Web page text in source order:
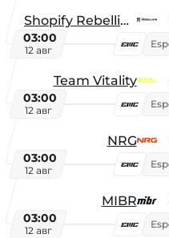
Shopify Rebellion
03:00
12 авг
Team Vitality
03:00
12 авг
NRG
03:00
12 авг
MIBR
03:00
12 авг